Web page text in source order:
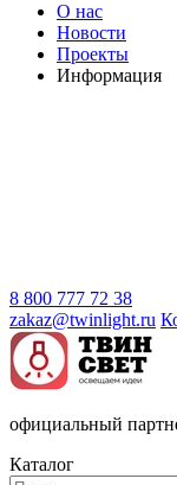
О нас
Новости
Проекты
Информация
8 800 777 72 38
zakaz@twinlight.ru
официальный
Каталог